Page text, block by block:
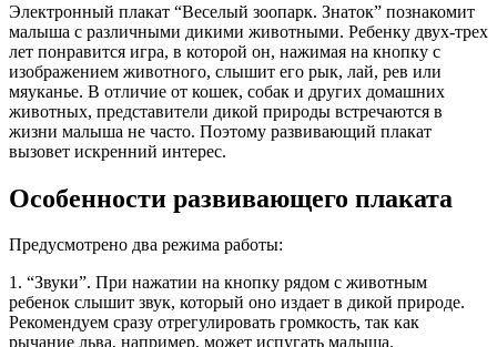
Электронный плакат “Веселый зоопарк. Знаток” познакомит
малыша с различными дикими животными. Ребенку двух-трех
лет понравится игра, в которой он, нажимая на кнопку с
изображением животного, слышит его рык, лай, рев или
мяуканье. В отличие от кошек, собак и других домашних
животных, представители дикой природы встречаются в
жизни малыша не часто. Поэтому развивающий плакат
вызовет искренний интерес.
Особенности развивающего плаката
Предусмотрено два режима работы:
1. “Звуки”. При нажатии на кнопку рядом с животным
ребенок слышит звук, который оно издает в дикой природе.
Рекомендуем сразу отрегулировать громкость, так как
рычание льва, например, может испугать малыша.